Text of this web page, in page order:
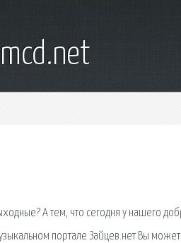
А тем, что сегодня у нашего
портале Зайцев.нет Вы